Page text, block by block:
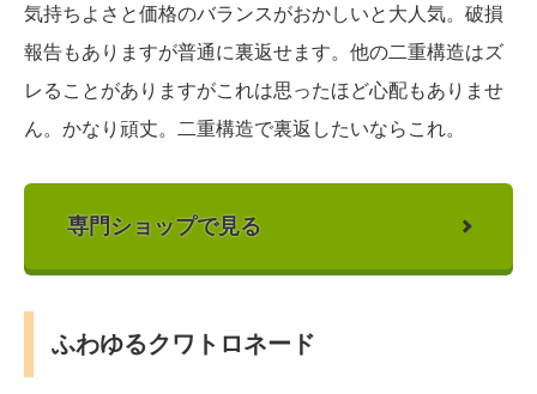
気持ちよさと価格のバランスがおかしいと大人気。破損
報告もありますが普通に裏返せます。他の二重構造はズ
レることがありますがこれは思ったほど心配もありませ
ん。かなり頑丈。二重構造で裏返したいならこれ。
専門ショップで見る
ふわゆるクワトロネード